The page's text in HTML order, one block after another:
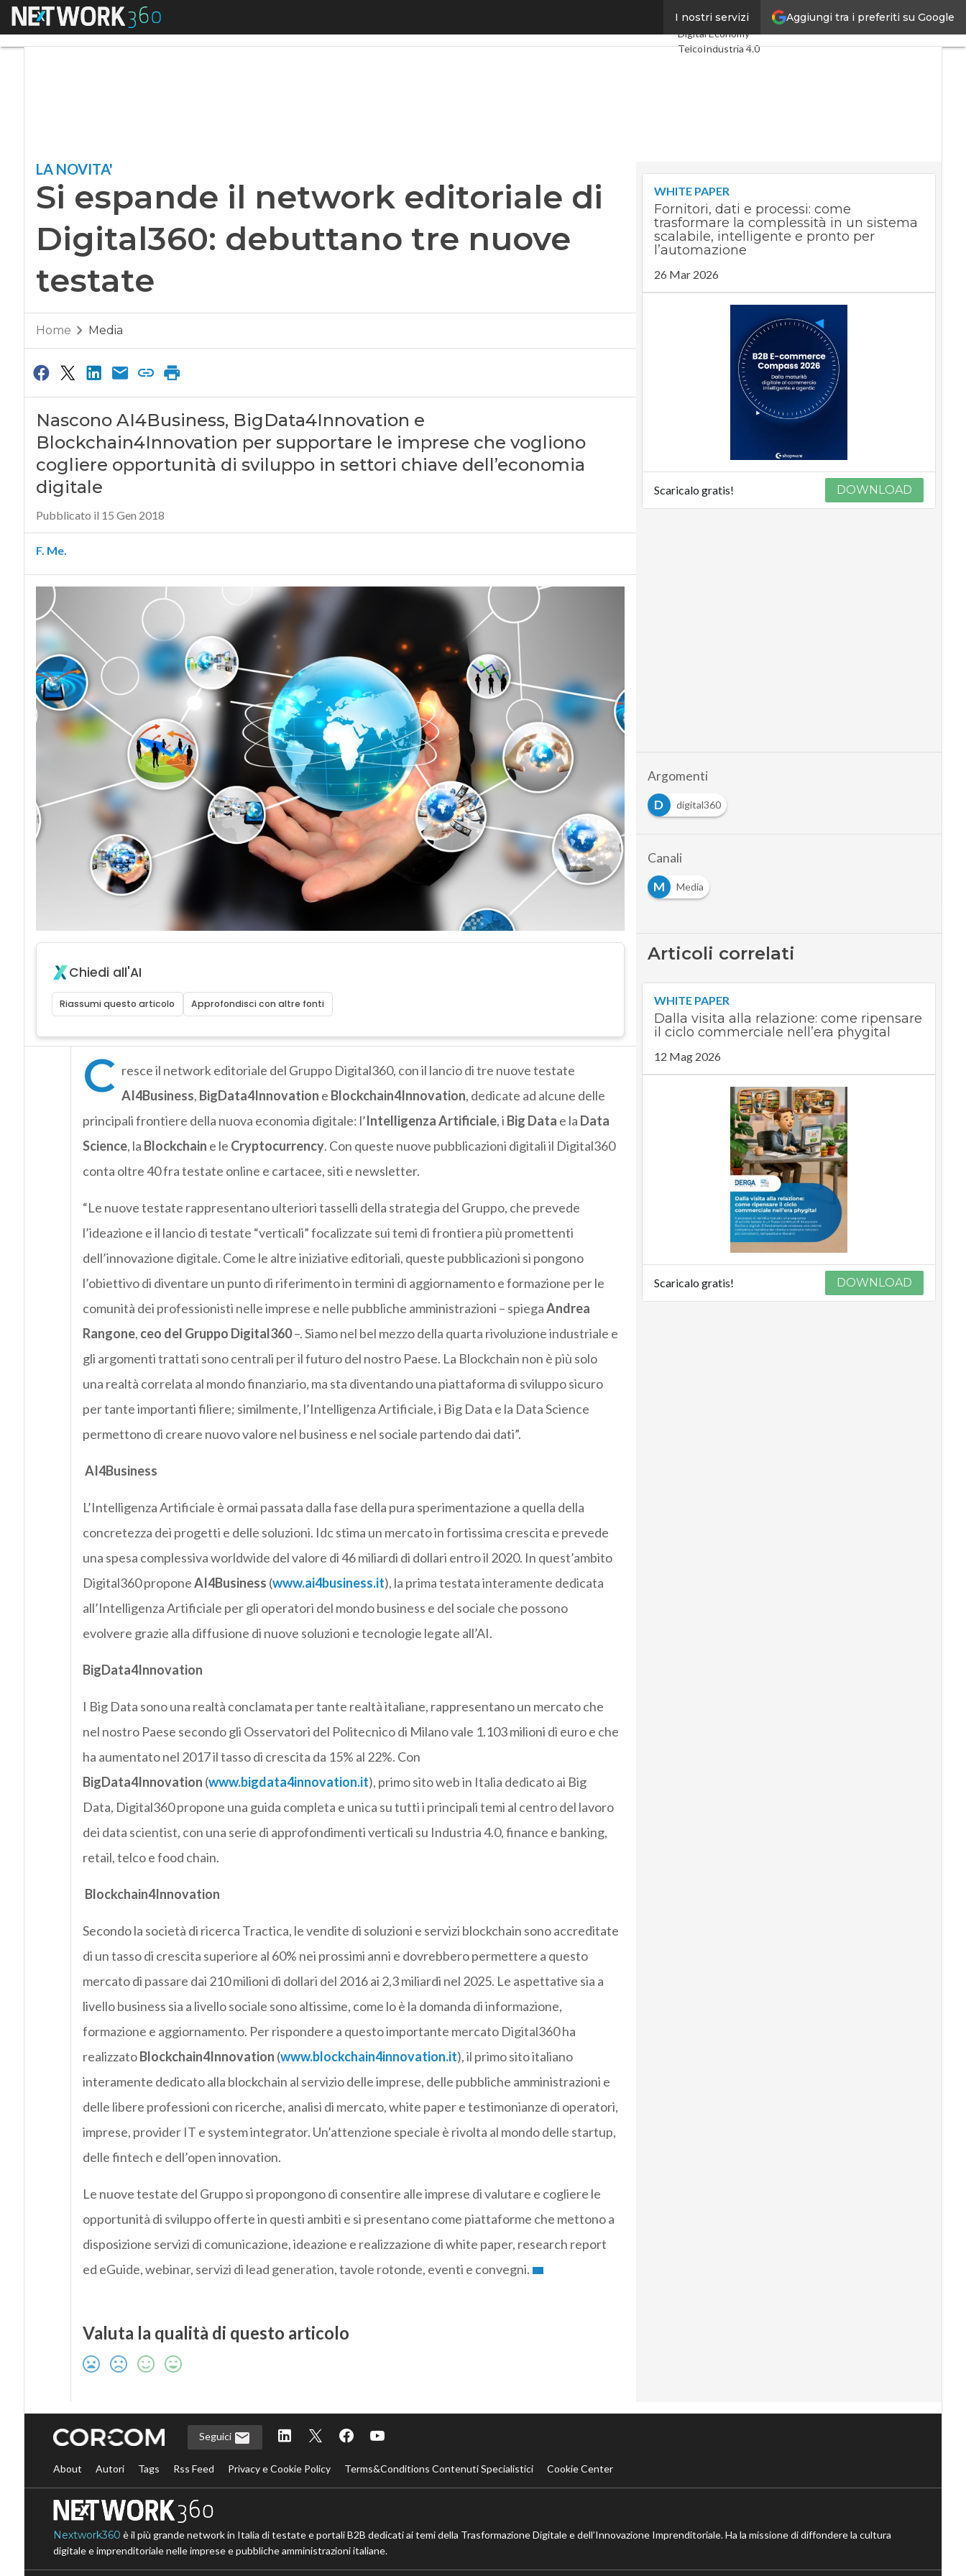
Aggiungi tra i preferiti su Google
I nostri servizi
Menu Si espande il network editoriale di Digital360: debuttano tre nuove testate Ultimi articoli
Digital Economy
TelcoIndustria 4.0
LA NOVITA'
Si espande il network editoriale di
Digital360: debuttano tre nuove
testate
Home Media
Nascono AI4Business, BigData4Innovation e
Blockchain4Innovation per supportare le imprese che vogliono
cogliere opportunità di sviluppo in settori chiave dell’economia
digitale
Pubblicato il 15 Gen 2018
F. Me.
Chiedi all'AI
Riassumi questo articolo Approfondisci con altre fonti
C resce il network editoriale del Gruppo Digital360, con il lancio di tre nuove testate
AI4Business, BigData4Innovation e Blockchain4Innovation, dedicate ad alcune delle
principali frontiere della nuova economia digitale: l’Intelligenza Artificiale, i Big Data e la Data
Science, la Blockchain e le Cryptocurrency. Con queste nuove pubblicazioni digitali il Digital360
conta oltre 40 fra testate online e cartacee, siti e newsletter.
“Le nuove testate rappresentano ulteriori tasselli della strategia del Gruppo, che prevede
l’ideazione e il lancio di testate “verticali” focalizzate sui temi di frontiera più promettenti
dell’innovazione digitale. Come le altre iniziative editoriali, queste pubblicazioni si pongono
l’obiettivo di diventare un punto di riferimento in termini di aggiornamento e formazione per le
comunità dei professionisti nelle imprese e nelle pubbliche amministrazioni – spiegaAndrea
Rangone, ceo del Gruppo Digital360–. Siamo nel bel mezzo della quarta rivoluzione industriale e
gli argomenti trattati sono centrali per il futuro del nostro Paese. La Blockchain non è più solo
una realtà correlata al mondo finanziario, ma sta diventando una piattaforma di sviluppo sicuro
per tante importanti filiere; similmente, l’Intelligenza Artificiale, i Big Data e la Data Science
permettono di creare nuovo valore nel business e nel sociale partendo dai dati”.
AI4Business
L’Intelligenza Artificiale è ormai passata dalla fase della pura sperimentazione a quella della
concretezza dei progetti e delle soluzioni. Idc stima un mercato in fortissima crescita e prevede
una spesa complessiva worldwide del valore di 46 miliardi di dollari entro il 2020. In quest’ambito
Digital360 proponeAI4Business (www.ai4business.it), la prima testata interamente dedicata
all’Intelligenza Artificiale per gli operatori del mondo business e del sociale che possono
evolvere grazie alla diffusione di nuove soluzioni e tecnologie legate all’AI.
BigData4Innovation
I Big Data sono una realtà conclamata per tante realtà italiane, rappresentano un mercato che
nel nostro Paese secondo gli Osservatori del Politecnico di Milano vale 1.103 milioni di euro e che
ha aumentato nel 2017 il tasso di crescita da 15% al 22%. Con
BigData4Innovation (www.bigdata4innovation.it), primo sito web in Italia dedicato ai Big
Data, Digital360 propone una guida completa e unica su tutti i principali temi al centro del lavoro
dei data scientist, con una serie di approfondimenti verticali su Industria 4.0, finance e banking,
retail, telco e food chain.
Blockchain4Innovation
Secondo la società di ricerca Tractica, le vendite di soluzioni e servizi blockchain sono accreditate
di un tasso di crescita superiore al 60% nei prossimi anni e dovrebbero permettere a questo
mercato di passare dai 210 milioni di dollari del 2016 ai 2,3 miliardi nel 2025. Le aspettative sia a
livello business sia a livello sociale sono altissime, come lo è la domanda di informazione,
formazione e aggiornamento. Per rispondere a questo importante mercato Digital360 ha
realizzatoBlockchain4Innovation (www.blockchain4innovation.it), il primo sito italiano
interamente dedicato alla blockchain al servizio delle imprese, delle pubbliche amministrazioni e
delle libere professioni con ricerche, analisi di mercato, white paper e testimonianze di operatori,
imprese, provider IT e system integrator. Un’attenzione speciale è rivolta al mondo delle startup,
delle fintech e dell’open innovation.
Le nuove testate del Gruppo si propongono di consentire alle imprese di valutare e cogliere le
opportunità di sviluppo offerte in questi ambiti e si presentano come piattaforme che mettono a
disposizione servizi di comunicazione, ideazione e realizzazione di white paper, research report
ed eGuide, webinar, servizi di lead generation, tavole rotonde, eventi e convegni.
Valuta la qualità di questo articolo
WHITE PAPER
Fornitori, dati e processi: come
trasformare la complessità in un sistema
scalabile, intelligente e pronto per
l’automazione
26 Mar 2026
Scaricalo gratis! DOWNLOAD
Argomenti
D
digital360
Canali
M
Media
Articoli correlati
WHITE PAPER
Dalla visita alla relazione: come ripensare
il ciclo commerciale nell’era phygital
12 Mag 2026
Scaricalo gratis! DOWNLOAD
Seguici
About Autori Tags Rss Feed Privacy e Cookie Policy Terms&Conditions Contenuti Specialistici Cookie Center
Nextwork360 è il più grande network in Italia di testate e portali B2B dedicati ai temi della Trasformazione Digitale e dell’Innovazione Imprenditoriale. Ha la missione di diffondere la cultura
digitale e imprenditoriale nelle imprese e pubbliche amministrazioni italiane.